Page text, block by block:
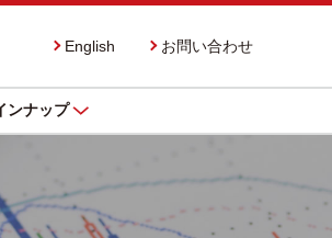
ンナップ
English お問い合わせ